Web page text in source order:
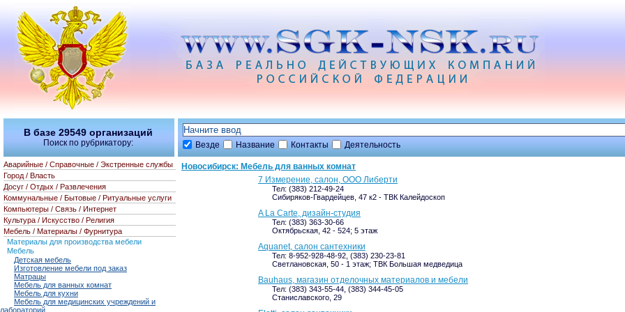
Везде Название Контакты Деятельность
Новосибирск: Мебель для ванных комнат
7 Измерение, салон, ООО Либерти
Тел: (383) 212-49-24
Сибиряков-Гвардейцев, 47 к2 - ТВК Калейдоскоп
A La Carte, дизайн-студия
Тел: (383) 363-30-66
Октябрьская, 42 - 524; 5 этаж
Aquanet, салон сантехники
Тел: 8-952-928-48-92, (383) 230-23-81
Светлановская, 50 - 1 этаж; ТВК Большая медведица
Bauhaus, магазин отделочных материалов и мебели
Тел: (383) 343-55-44, (383) 344-45-05
Станиславского, 29
В базе 29549 организаций
Поиск по рубрикатору:
Аварийные / Справочные / Экстренные службы
Город / Власть
Досуг / Отдых / Развлечения
Коммунальные / Бытовые / Ритуальные услуги
Компьютеры / Связь / Интернет
Культура / Искусство / Религия
Мебель / Материалы / Фурнитура
Материалы для производства мебели
Мебель
Детская мебель
Изготовление мебели под заказ
Матрацы
Мебель для ванных комнат
Мебель для кухни
Мебель для медицинских учреждений и
лабораторий